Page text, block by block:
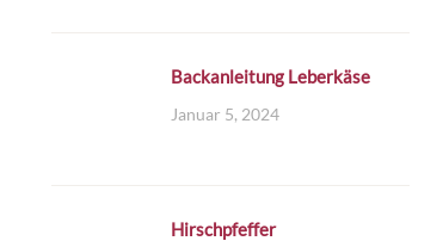
Backanleitung Leberkäse
Januar 5, 2024
Hirschpfeffer